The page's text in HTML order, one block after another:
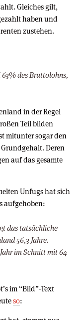
Gleiches gilt,
haben und
zustehen.
des Bruttolohns,
in der Regel
Teil bilden
mitunter sogar den
Deren
auf das gesamte
Unfugs hat sich
aufgehoben:
das tatsächliche
56,3 Jahre.
im Schnitt mit 64
im “Bild”-Text
so: